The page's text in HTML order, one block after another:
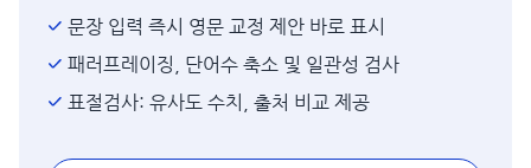
문장 입력 즉시 영문 교정 제안 바로 표시
패러프레이징, 단어수 축소 및 일관성 검사
표절검사: 유사도 수치, 출처 비교 제공